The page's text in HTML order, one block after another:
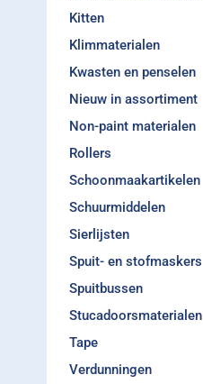
Kitten
Klimmaterialen
Kwasten en penselen
Nieuw in assortiment
Non-paint materialen
Rollers
Schoonmaakartikelen
Schuurmiddelen
Sierlijsten
Spuit- en stofmaskers
Spuitbussen
Stucadoorsmaterialen
Tape
Verdunningen